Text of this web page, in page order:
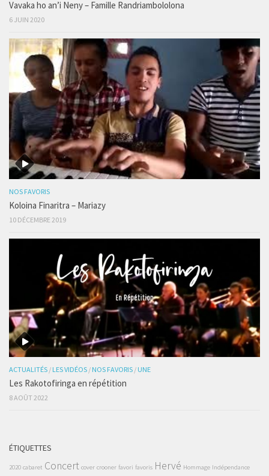
Vavaka ho an’i Neny – Famille Randriambololona
6 JUIN 2020
NOS FAVORIS
Koloina Finaritra – Mariazy
10 DÉCEMBRE 2019
ACTUALITÉS / LES VIDÉOS / NOS FAVORIS / UNE
Les Rakotofiringa en répétition
8 AOÛT 2022
ÉTIQUETTES
2020 cabaret Concert cover crooner favori favoris Hervé Hommage Indépendance